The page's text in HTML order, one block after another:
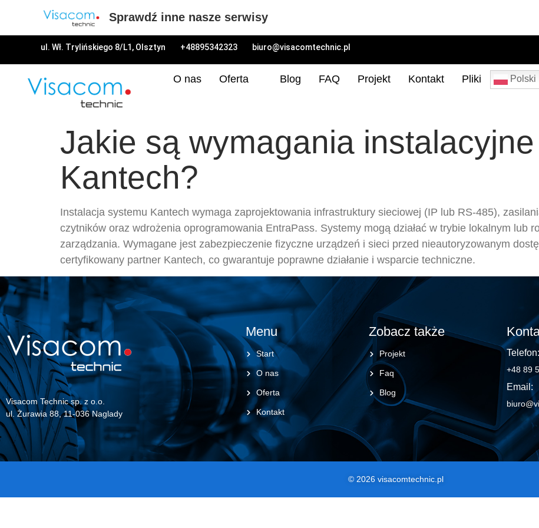
ul. Wł. Trylińskiego 8/L1, Olsztyn +48895342323 biuro@visacomtechnic.pl
O nas Oferta Blog FAQ Projekt Kontakt Pliki Polski
Jakie są wymagania
Kantech?
Instalacja systemu Kantech wymaga zaprojektowania infrastruktury sieciowej (IP lub RS-485),
czytników oraz wdrożenia oprogramowania EntraPass. Systemy mogą działać w trybie lokalnym lub
zarządzania. Wymagane jest zabezpieczenie fizyczne urządzeń i sieci przed nieautoryzowanym
certyfikowany partner Kantech, co gwarantuje poprawne działanie i wsparcie techniczne.
Visacom Technic sp. z o.o.
ul. Żurawia 88, 11-036 Naglady
Menu
Start
O nas
Oferta
Kontakt
Zobacz także
Projekt
Faq
Blog
Telefon:
+48 89
Email:
© 2026 visacomtechnic.pl
Sprawdź inne nasze serwisy